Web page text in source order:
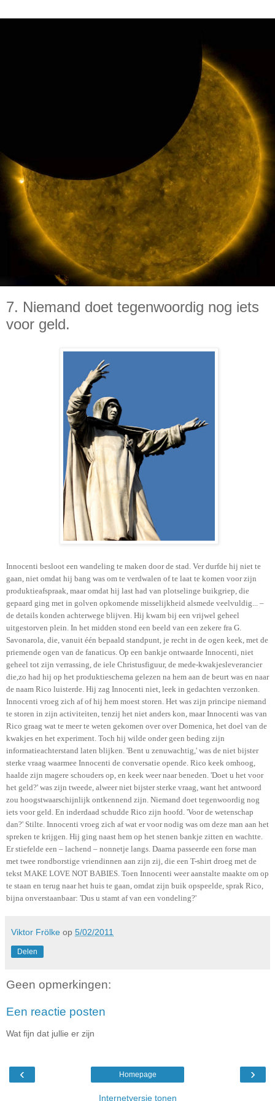
7. Niemand doet tegenwoordig nog iets
voor geld.
Innocenti besloot een wandeling te maken door de stad. Ver durfde hij niet te
gaan, niet omdat hij bang was om te verdwalen of te laat te komen voor zijn
produktieafspraak, maar omdat hij last had van plotselinge buikgriep, die
gepaard ging met in golven opkomende misselijkheid alsmede veelvuldig... –
de details konden achterwege blijven. Hij kwam bij een vrijwel geheel
uitgestorven plein. In het midden stond een beeld van een zekere fra G.
Savonarola, die, vanuit één bepaald standpunt, je recht in de ogen keek, met de
priemende ogen van de fanaticus. Op een bankje ontwaarde Innocenti, niet
geheel tot zijn verrassing, de iele Christusfiguur, de mede-kwakjesleverancier
die,zo had hij op het produktieschema gelezen na hem aan de beurt was en naar
de naam Rico luisterde. Hij zag Innocenti niet, leek in gedachten verzonken.
Innocenti vroeg zich af of hij hem moest storen. Het was zijn principe niemand
te storen in zijn activiteiten, tenzij het niet anders kon, maar Innocenti was van
Rico graag wat te meer te weten gekomen over over Domenica, het doel van de
kwakjes en het experiment. Toch hij wilde onder geen beding zijn
informatieachterstand laten blijken. 'Bent u zenuwachtig,' was de niet bijster
sterke vraag waarmee Innocenti de conversatie opende. Rico keek omhoog,
haalde zijn magere schouders op, en keek weer naar beneden. 'Doet u het voor
het geld?' was zijn tweede, alweer niet bijster sterke vraag, want het antwoord
zou hoogstwaarschijnlijk ontkennend zijn. Niemand doet tegenwoordig nog
iets voor geld. En inderdaad schudde Rico zijn hoofd. 'Voor de wetenschap
dan?' Stilte. Innocenti vroeg zich af wat er voor nodig was om deze man aan het
spreken te krijgen. Hij ging naast hem op het stenen bankje zitten en wachtte.
Er stiefelde een – lachend – nonnetje langs. Daarna passeerde een forse man
met twee rondborstige vriendinnen aan zijn zij, die een T-shirt droeg met de
tekst MAKE LOVE NOT BABIES. Toen Innocenti weer aanstalte maakte om op
te staan en terug naar het huis te gaan, omdat zijn buik opspeelde, sprak Rico,
bijna onverstaanbaar: 'Dus u stamt af van een vondeling?'
Viktor Frölke op 5/02/2011
Delen
Geen opmerkingen:
Een reactie posten
Wat fijn dat jullie er zijn
‹ ›
Homepage
Internetversie tonen